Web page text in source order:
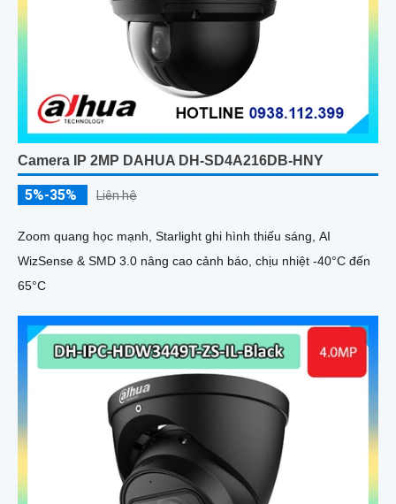
Camera IP 2MP DAHUA DH-SD4A216DB-HNY
5%-35% Liên hệ
Zoom quang học mạnh, Starlight ghi hình thiếu sáng, AI
WizSense & SMD 3.0 nâng cao cảnh báo, chịu nhiệt -40°C đến
65°C